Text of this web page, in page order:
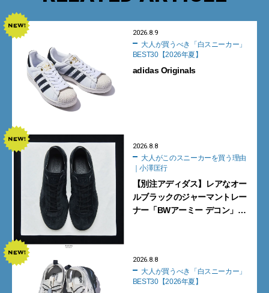
2026.8.9
BEST30【2026年夏】
adidas Originals
2026.8.8
｜小澤匡行
【別注アディダス】レアなオー
ルブラックのジャーマントレー
ナー「BWアーミー デコン」
2026.8.8
BEST30【2026年夏】